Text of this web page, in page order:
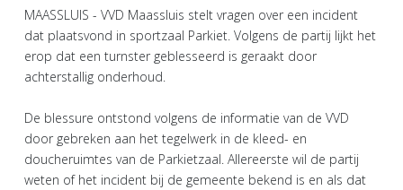
MAASSLUIS - VVD Maassluis stelt vragen over een incident
dat plaatsvond in sportzaal Parkiet. Volgens de partij lijkt het
erop dat een turnster geblesseerd is geraakt door
achterstallig onderhoud.
De blessure ontstond volgens de informatie van de VVD
door gebreken aan het tegelwerk in de kleed- en
doucheruimtes van de Parkietzaal. Allereerste wil de partij
weten of het incident bij de gemeente bekend is en als dat